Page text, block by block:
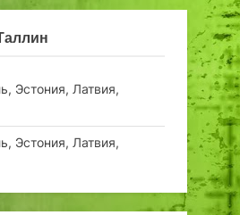
Эстония, Латвия,
Эстония, Латвия,